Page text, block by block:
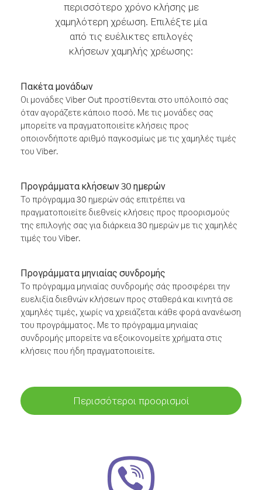
περισσότερο χρόνο κλήσης με
χαμηλότερη χρέωση. Επιλέξτε μία
από τις ευέλικτες επιλογές
κλήσεων χαμηλής χρέωσης:
Πακέτα μονάδων
Οι μονάδες Viber Out προστίθενται στο υπόλοιπό σας
όταν αγοράζετε κάποιο ποσό. Με τις μονάδες σας
μπορείτε να πραγματοποιείτε κλήσεις προς
οποιονδήποτε αριθμό παγκοσμίως με τις χαμηλές τιμές
του Viber.
Προγράμματα κλήσεων 30 ημερών
Το πρόγραμμα 30 ημερών σάς επιτρέπει να
πραγματοποιείτε διεθνείς κλήσεις προς προορισμούς
της επιλογής σας για διάρκεια 30 ημερών με τις χαμηλές
τιμές του Viber.
Προγράμματα μηνιαίας συνδρομής
Το πρόγραμμα μηνιαίας συνδρομής σάς προσφέρει την
ευελιξία διεθνών κλήσεων προς σταθερά και κινητά σε
χαμηλές τιμές, χωρίς να χρειάζεται κάθε φορά ανανέωση
του προγράμματος. Με το πρόγραμμα μηνιαίας
συνδρομής μπορείτε να εξοικονομείτε χρήματα στις
κλήσεις που ήδη πραγματοποιείτε.
Περισσότεροι προορισμοί